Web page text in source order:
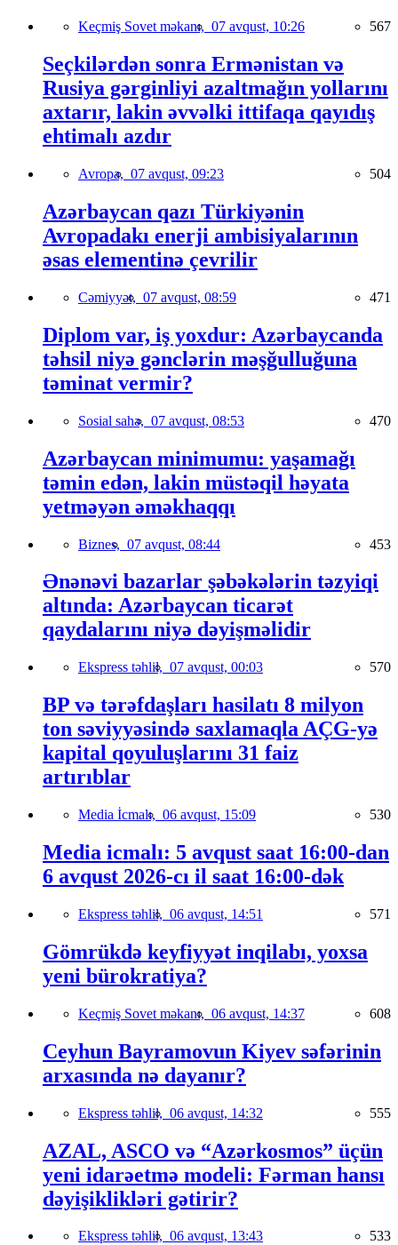
Keçmiş Sovet məkanı, 07 avqust, 10:26 567
Seçkilərdən sonra Ermənistan və
Rusiya gərginliyi azaltmağın yollarını
axtarır, lakin əvvəlki ittifaqa qayıdış
ehtimalı azdır
Avropa, 07 avqust, 09:23 504
Azərbaycan qazı Türkiyənin
Avropadakı enerji ambisiyalarının
əsas elementinə çevrilir
Cəmiyyət, 07 avqust, 08:59 471
Diplom var, iş yoxdur: Azərbaycanda
təhsil niyə gənclərin məşğulluğuna
təminat vermir?
Sosial sahə, 07 avqust, 08:53 470
Azərbaycan minimumu: yaşamağı
təmin edən, lakin müstəqil həyata
yetməyən əməkhaqqı
Biznes, 07 avqust, 08:44 453
Ənənəvi bazarlar şəbəkələrin təzyiqi
altında: Azərbaycan ticarət
qaydalarını niyə dəyişməlidir
Ekspress təhlil, 07 avqust, 00:03 570
BP və tərəfdaşları hasilatı 8 milyon
ton səviyyəsində saxlamaqla AÇG-yə
kapital qoyuluşlarını 31 faiz
artırıblar
Media İcmalı, 06 avqust, 15:09 530
Media icmalı: 5 avqust saat 16:00-dan
6 avqust 2026-cı il saat 16:00-dək
Ekspress təhlil, 06 avqust, 14:51 571
Gömrükdə keyfiyyət inqilabı, yoxsa
yeni bürokratiya?
Keçmiş Sovet məkanı, 06 avqust, 14:37 608
Ceyhun Bayramovun Kiyev səfərinin
arxasında nə dayanır?
Ekspress təhlil, 06 avqust, 14:32 555
AZAL, ASCO və “Azərkosmos” üçün
yeni idarəetmə modeli: Fərman hansı
dəyişiklikləri gətirir?
Ekspress təhlil, 06 avqust, 13:43 533